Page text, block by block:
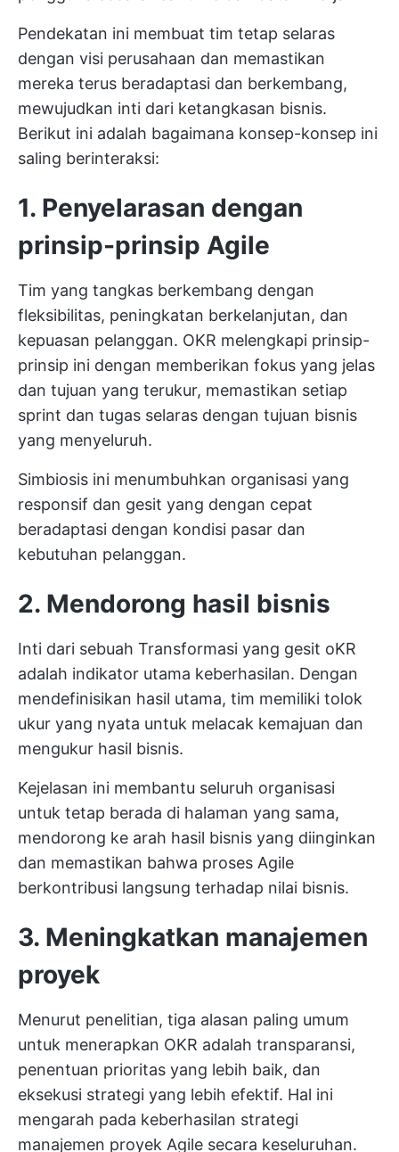
Pendekatan ini membuat tim tetap selaras
dengan visi perusahaan dan memastikan
mereka terus beradaptasi dan berkembang,
mewujudkan inti dari ketangkasan bisnis.
Berikut ini adalah bagaimana konsep-konsep ini
saling berinteraksi:
1. Penyelarasan dengan
prinsip-prinsip Agile
Tim yang tangkas berkembang dengan
fleksibilitas, peningkatan berkelanjutan, dan
kepuasan pelanggan. OKR melengkapi prinsip-
prinsip ini dengan memberikan fokus yang jelas
dan tujuan yang terukur, memastikan setiap
sprint dan tugas selaras dengan tujuan bisnis
yang menyeluruh.
Simbiosis ini menumbuhkan organisasi yang
responsif dan gesit yang dengan cepat
beradaptasi dengan kondisi pasar dan
kebutuhan pelanggan.
2. Mendorong hasil bisnis
Inti dari sebuah Transformasi yang gesit oKR
adalah indikator utama keberhasilan. Dengan
mendefinisikan hasil utama, tim memiliki tolok
ukur yang nyata untuk melacak kemajuan dan
mengukur hasil bisnis.
Kejelasan ini membantu seluruh organisasi
untuk tetap berada di halaman yang sama,
mendorong ke arah hasil bisnis yang diinginkan
dan memastikan bahwa proses Agile
berkontribusi langsung terhadap nilai bisnis.
3. Meningkatkan manajemen
proyek
Menurut penelitian, tiga alasan paling umum
untuk menerapkan OKR adalah transparansi,
penentuan prioritas yang lebih baik, dan
eksekusi strategi yang lebih efektif. Hal ini
mengarah pada keberhasilan strategi
manajemen proyek Agile secara keseluruhan.